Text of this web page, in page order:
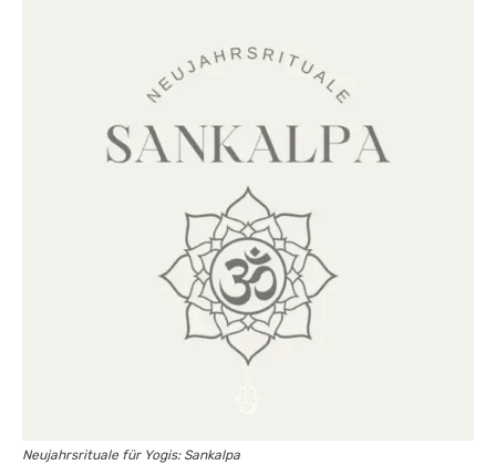
Neujahrsrituale für Yogis: Sankalpa